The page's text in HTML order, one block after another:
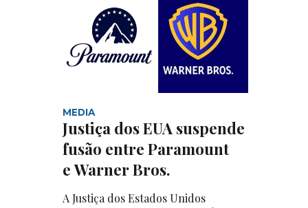
MEDIA
Justiça dos EUA suspende
fusão entre Paramount
e Warner Bros.
A Justiça dos Estados Unidos